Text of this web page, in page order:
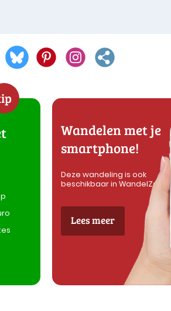
Wandelen met je
smartphone!
Deze wandeling is ook
beschikbaar in WandelZapp
Lees meer